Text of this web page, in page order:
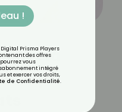
: la
qui
!
Prisma Players
des offres
vous
intégré
et exercer vos droits,
de Confidentialité.